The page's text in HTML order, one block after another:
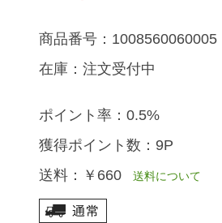
商品番号： 1008560060005
在庫： 注文受付中
ポイント率： 0.5%
獲得ポイント数： 9P
送料： ￥660送料について